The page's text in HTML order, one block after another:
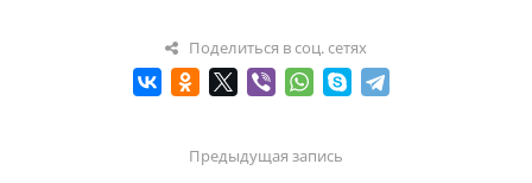
Поделиться в соц. сетях
Предыдущая запись